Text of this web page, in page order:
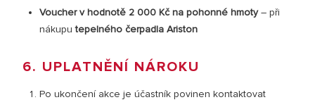
Voucher v hodnotě 2 000 Kč na pohonné hmoty– při
nákuputepelného čerpadla Ariston
6. UPLATNĚNÍ NÁROKU
Po ukončení akce je účastník povinen kontaktovat